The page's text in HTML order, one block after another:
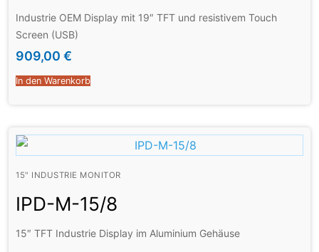
Industrie OEM Display mit 19″ TFT und resistivem Touch
Screen (USB)
909,00 €
In den Warenkorb
15" INDUSTRIE MONITOR
IPD-M-15/8
15″ TFT Industrie Display im Aluminium Gehäuse